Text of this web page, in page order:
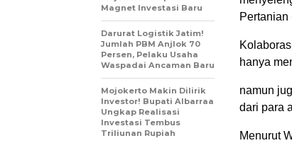
Pertanian
hanya
namun
dari para
Menurut
Magnet Investasi Baru
Darurat Logistik Jatim!
Jumlah PBM Anjlok 70
Persen, Pelaku Usaha
Waspadai Ancaman Baru
Mojokerto Makin Dilirik
Investor! Bupati Albarraa
Ungkap Realisasi
Investasi Tembus
Triliunan Rupiah